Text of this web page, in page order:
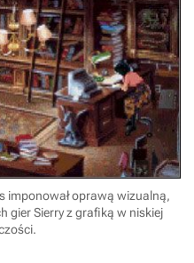
imponował oprawą wizualną,
gier Sierry z grafiką w niskiej